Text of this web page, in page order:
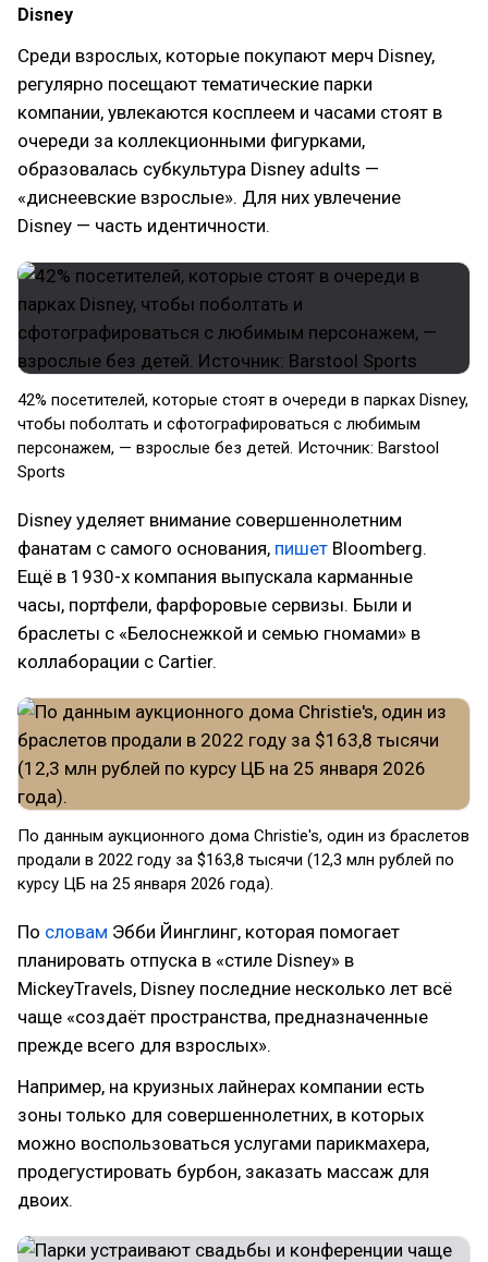
Disney
Среди взрослых, которые покупают мерч Disney,
регулярно посещают тематические парки
компании, увлекаются косплеем и часами стоят в
очереди за коллекционными фигурками,
образовалась субкультура Disney adults —
«диснеевские взрослые». Для них увлечение
Disney — часть идентичности.
42% посетителей, которые стоят в очереди в парках Disney,
чтобы поболтать и сфотографироваться с любимым
персонажем, — взрослые без детей. Источник: Barstool
Sports
Disney уделяет внимание совершеннолетним
фанатам с самого основания, пишет Bloomberg.
Ещё в 1930-х компания выпускала карманные
часы, портфели, фарфоровые сервизы. Были и
браслеты с «Белоснежкой и семью гномами» в
коллаборации с Cartier.
По данным аукционного дома Christie's, один из браслетов
продали в 2022 году за $163,8 тысячи (12,3 млн рублей по
курсу ЦБ на 25 января 2026 года).
По словам Эбби Йинглинг, которая помогает
планировать отпуска в «стиле Disney» в
MickeyTravels, Disney последние несколько лет всё
чаще «создаёт пространства, предназначенные
прежде всего для взрослых».
Например, на круизных лайнерах компании есть
зоны только для совершеннолетних, в которых
можно воспользоваться услугами парикмахера,
продегустировать бурбон, заказать массаж для
двоих.